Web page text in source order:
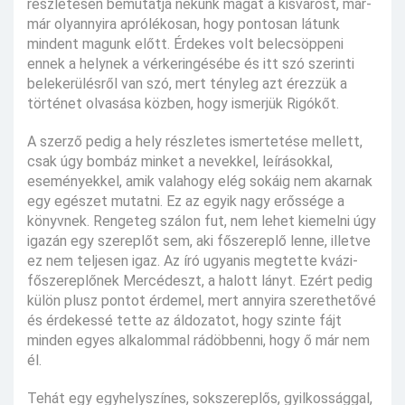
részletesen bemutatja nekünk magát a kisvárost, már-
már olyannyira aprólékosan, hogy pontosan látunk
mindent magunk előtt. Érdekes volt belecsöppeni
ennek a helynek a vérkeringésébe és itt szó szerinti
belekerülésről van szó, mert tényleg azt érezzük a
történet olvasása közben, hogy ismerjük Rigókőt.
A szerző pedig a hely részletes ismertetése mellett,
csak úgy bombáz minket a nevekkel, leírásokkal,
eseményekkel, amik valahogy elég sokáig nem akarnak
egy egészet mutatni. Ez az egyik nagy erőssége a
könyvnek. Rengeteg szálon fut, nem lehet kiemelni úgy
igazán egy szereplőt sem, aki főszereplő lenne, illetve
ez nem teljesen igaz. Az író ugyanis megtette kvázi-
főszereplőnek Mercédeszt, a halott lányt. Ezért pedig
külön plusz pontot érdemel, mert annyira szerethetővé
és érdekessé tette az áldozatot, hogy szinte fájt
minden egyes alkalommal rádöbbenni, hogy ő már nem
él.
Tehát egy egyhelyszínes, sokszereplős, gyilkossággal,